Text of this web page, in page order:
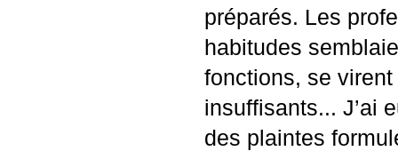
préparés. Les
habitudes
fonctions, se
insuffisants... J’ai
des plaintes